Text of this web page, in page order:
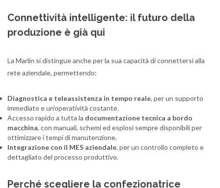
Connettività intelligente: il futuro della
produzione è già qui
La Marlin si distingue anche per la sua capacità di connettersi alla
rete aziendale, permettendo:
Diagnostica e teleassistenza in tempo reale, per un supporto
immediato e un’operatività costante.
Accesso rapido a tutta la documentazione tecnica a bordo
macchina, con manuali, schemi ed esplosi sempre disponibili per
ottimizzare i tempi di manutenzione.
Integrazione con il MES aziendale, per un controllo completo e
dettagliato del processo produttivo.
Perché scegliere la confezionatrice